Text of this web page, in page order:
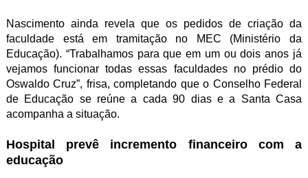
Nascimento ainda revela que os pedidos de criação da
faculdade está em tramitação no MEC (Ministério da
Educação). “Trabalhamos para que em um ou dois anos já
vejamos funcionar todas essas faculdades no prédio do
Oswaldo Cruz”, frisa, completando que o Conselho Federal
de Educação se reúne a cada 90 dias e a Santa Casa
acompanha a situação.
Hospital prevê incremento financeiro com a
educação